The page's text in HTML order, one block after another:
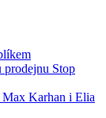
Stop
Max Karhan i Elia